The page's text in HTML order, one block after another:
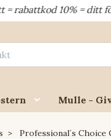
10% = ditt första
Mulle -
Professional´s Choice